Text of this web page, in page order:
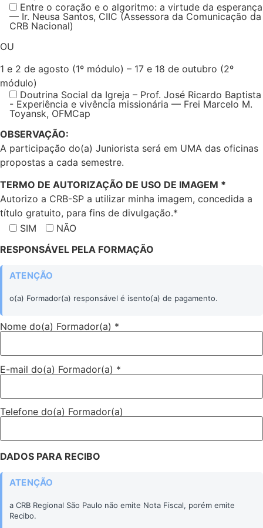
Entre o coração e o algoritmo: a virtude da esperança
— Ir. Neusa Santos, CIIC (Assessora da Comunicação da
CRB Nacional)
OU
1 e 2 de agosto (1º módulo) – 17 e 18 de outubro (2º
módulo)
Doutrina Social da Igreja – Prof. José Ricardo Baptista
- Experiência e vivência missionária — Frei Marcelo M.
Toyansk, OFMCap
OBSERVAÇÃO:
A participação do(a) Juniorista será em UMA das oficinas
propostas a cada semestre.
TERMO DE AUTORIZAÇÃO DE USO DE IMAGEM *
Autorizo a CRB-SP a utilizar minha imagem, concedida a
título gratuito, para fins de divulgação.*
SIM
NÃO
RESPONSÁVEL PELA FORMAÇÃO
ATENÇÃO
o(a) Formador(a) responsável é isento(a) de pagamento.
Nome do(a) Formador(a) *
E-mail do(a) Formador(a) *
Telefone do(a) Formador(a)
DADOS PARA RECIBO
ATENÇÃO
a CRB Regional São Paulo não emite Nota Fiscal, porém emite
Recibo.